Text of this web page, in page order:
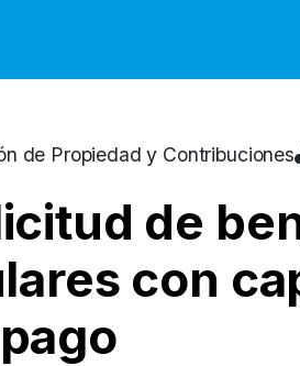
de Propiedad y Contribuciones
de
con